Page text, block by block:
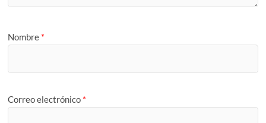
Nombre *
Correo electrónico *